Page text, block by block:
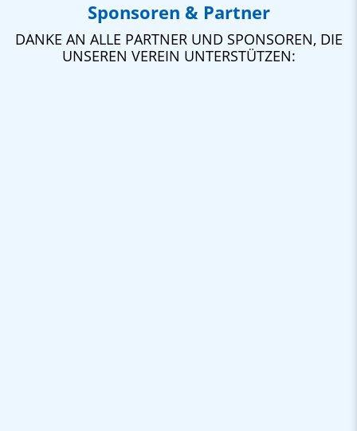
Sponsoren & Partner
DANKE AN ALLE PARTNER UND SPONSOREN, DIE
UNSEREN VEREIN UNTERSTÜTZEN: